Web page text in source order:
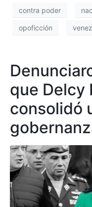
contra poder
opoficción
que Delcy
consolidó